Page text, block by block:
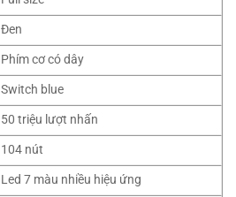
Đen
Phím cơ có dây
Switch blue
50 triệu lượt nhấn
104 nút
Led 7 màu nhiều hiệu ứng